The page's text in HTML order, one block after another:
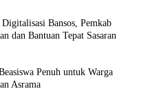
Bansos, Pemkab
dan Bantuan Tepat Sasaran
Penuh untuk Warga
Asrama